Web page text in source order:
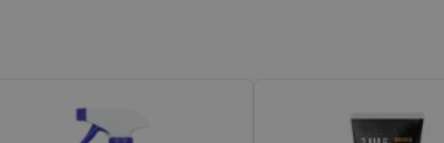
Se recomandă utilizarea lubrifianților MANNOL conform